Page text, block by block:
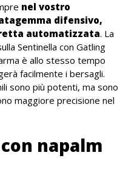
nel vostro
difensivo,
automatizzata. La
Sentinella con Gatling
è allo stesso tempo
facilmente i bersagli.
sono più potenti, ma sono
maggiore precisione nel
napalm